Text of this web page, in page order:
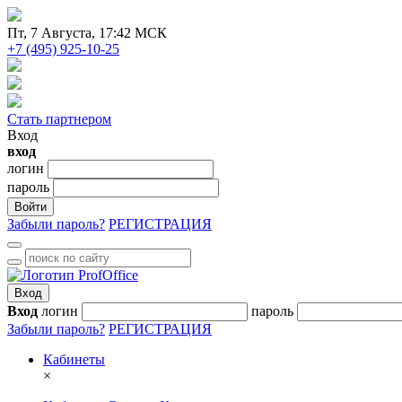
Пт, 7 Августа, 17:42 МСК
+7 (495) 925-10-25
Стать партнером
Вход
вход
логин
пароль
Войти
Забыли пароль? РЕГИСТРАЦИЯ
Вход
Вход логин пароль
Забыли пароль? РЕГИСТРАЦИЯ
Кабинеты
×